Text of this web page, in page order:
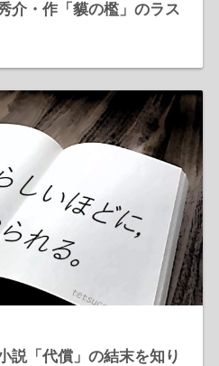
介・作「貘の檻」のラス
説「代償」の結末を知り